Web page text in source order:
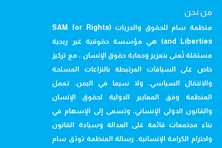
من نحن
منظمة سام للحقوق والحريات (SAM for Rights
and Liberties) هي مؤسسة حقوقية غير ربحية
مستقلة تُعنى بتعزيز وحماية حقوق الإنسان ، مع تركيز
خاص على السياقات المرتبطة بالنزاعات المسلحة
والانتقال السياسي، ولا سيما في اليمن. تعمل
المنظمة وفق المعايير الدولية لحقوق الإنسان
والقانون الدولي الإنساني، وتسعى إلى الإسهام في
بناء مجتمعات قائمة على العدالة وسيادة القانون
واحترام الكرامة الإنسانية. رسالة المنظمة توثق سام